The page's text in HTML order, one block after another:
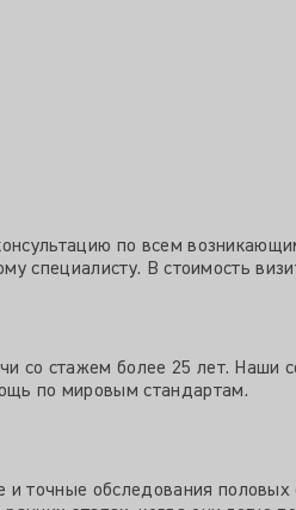
по всем
специалисту. В стоимость
со стажем более 25 лет. Наши
по мировым стандартам.
точные обследования половых